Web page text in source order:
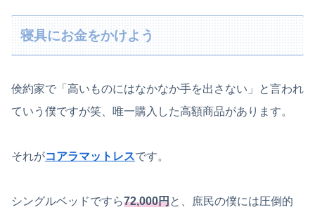
寝具にお金をかけよう
倹約家で「高いものにはなかなか手を出さない」と言われ
ていう僕ですが笑、唯一購入した高額商品があります。
それがコアラマットレスです。
シングルベッドですら72,000円と、庶民の僕には圧倒的